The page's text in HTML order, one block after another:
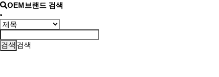
OEM브랜드 검색
검색